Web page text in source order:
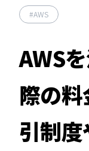
AWS
AWS
際の
引制